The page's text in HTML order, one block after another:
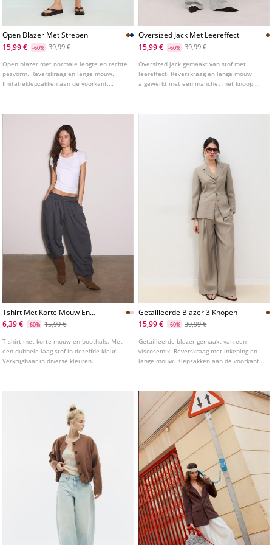
Open Blazer Met Strepen
15,99 €
-60% 39,99 €
Open blazer met normale lengte en rechte
pasvorm. Reverskraag en lange mouw.
Imitatieklepzakken aan de voorkant.
Oversized Jack Met Leereffect
15,99 €
-60% 39,99 €
Oversized jack gemaakt van stof met
leereffect. Reverskraag en lange mouw
afgewerkt met een manchet met knoop.
Tshirt Met Korte Mouw En
Dubbele Laag
6,39 € -60% 15,99 €
T-shirt met korte mouw en boothals. Met
een dubbele laag stof in dezelfde kleur.
Verkrijgbaar in diverse kleuren.
Getailleerde Blazer 3 Knopen
15,99 €
-60% 39,99 €
Getailleerde blazer gemaakt van een
viscosemix. Reverskraag met inkeping en
lange mouw. Klepzakken aan de voorkant